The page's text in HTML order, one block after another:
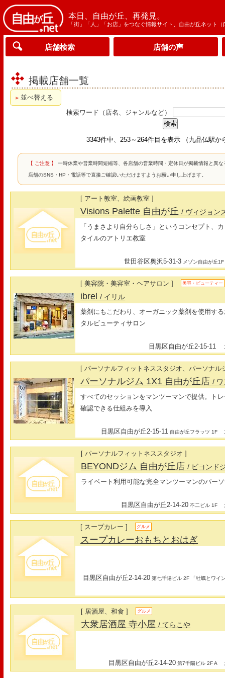
本日、自由が丘、再発見。
「街」「人」「お店」をつなぐ情報サイト、自由が丘ネット（
店舗検索 店舗の声
掲載店舗一覧
並べ替える
検索ワード（店名、ジャンルなど）
3343件中、253～264件目を表示 （九品仏駅か
【 ご注意 】 一時休業や営業時間短縮等、各店舗の営業時間・定休日が掲載情報と異
店舗のSNS・HP・電話等で直接ご確認いただけますようお願い申し上げます。
[ アート教室、絵画教室 ]
Visions Palette 自由が丘/ ヴィジョン
「うまさより自分らしさ」というコンセプト、
タイルのアトリエ教室
世田谷区奥沢5-31-3 メゾン自由が丘1F
[ 美容院・美容室・ヘアサロン ] 美容・ビューティー
ibrel/ イリル
薬剤にもこだわり、オーガニック薬剤を使用す
タルビューティサロン
目黒区自由が丘2-15-11
[ パーソナルフィットネススタジオ、パーソナル
パーソナルジム 1X1 自由が丘店/ ワ
すべてのセッションをマンツーマンで提供。ト
確認できる仕組みを導入
目黒区自由が丘2-15-11 自由が丘フラッツ 1F
[ パーソナルフィットネススタジオ ]
BEYONDジム 自由が丘店/ ビヨンド
ライベート利用可能な完全マンツーマンのパー
目黒区自由が丘2-14-20 不二ビル 1F
[ スープカレー ] グルメ
スープカレーおもちとおはぎ
目黒区自由が丘2-14-20 第七千陽ビル 2F 「牡蠣とワイ
[ 居酒屋、和食 ] グルメ
大衆居酒屋 寺小屋/ てらこや
目黒区自由が丘2-14-20 第7千陽ビル 2F A